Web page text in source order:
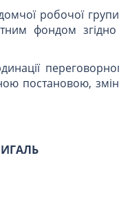
робочої
фондом
постановою,